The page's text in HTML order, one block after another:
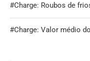
#Charge: Roubos de
#Charge: Valor médio